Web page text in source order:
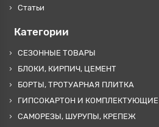
Статьи
Категории
СЕЗОННЫЕ ТОВАРЫ
БЛОКИ, КИРПИЧ, ЦЕМЕНТ
БОРТЫ, ТРОТУАРНАЯ ПЛИТКА
ГИПСОКАРТОН И КОМПЛЕКТУЮЩИЕ
САМОРЕЗЫ, ШУРУПЫ, КРЕПЕЖ